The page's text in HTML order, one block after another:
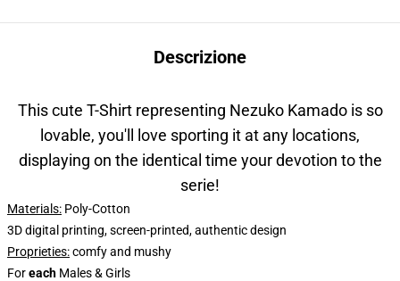
Descrizione
This cute T-Shirt representing Nezuko Kamado is so
lovable, you'll love sporting it at any locations,
displaying on the identical time your devotion to the
serie!
Materials: Poly-Cotton
3D digital printing, screen-printed, authentic design
Proprieties:comfy and mushy
Foreach Males & Girls